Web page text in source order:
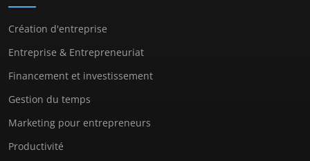
Création d'entreprise
Entreprise & Entrepreneuriat
Financement et investissement
Gestion du temps
Marketing pour entrepreneurs
Productivité